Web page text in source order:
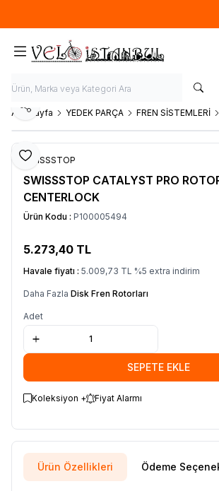
Ana Sayfa YEDEK PARÇA FREN SİSTEMLERİ
Favoriye Ekle
Paylaş
SWISSSTOP
SWISSSTOP CATALYST PRO
CENTERLOCK
Ürün Kodu : P100005494
5.273,40 TL
Havale fiyatı : 5.009,73 TL %5 extra indirim
Daha Fazla Disk Fren Rotorları
Adet
SEPETE EKLE
Koleksiyon + Fiyat Alarmı
Ürün Özellikleri Ödeme